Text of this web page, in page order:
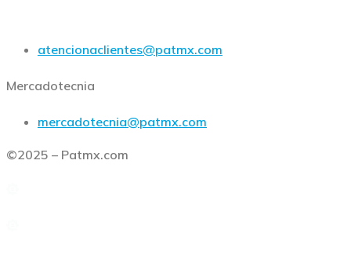
atencionaclientes@patmx.com
Mercadotecnia
mercadotecnia@patmx.com
©2025 – Patmx.com